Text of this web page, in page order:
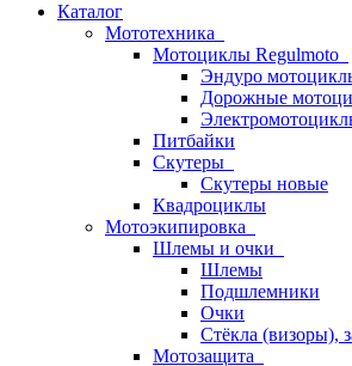
Каталог
Мототехника
Мотоциклы Regulmoto
Эндуро
Дорожные
Питбайки
Скутеры
Скутеры новые
Квадроциклы
Мотоэкипировка
Шлемы и очки
Шлемы
Подшлемники
Очки
Стёкла (визоры),
Мотозащита